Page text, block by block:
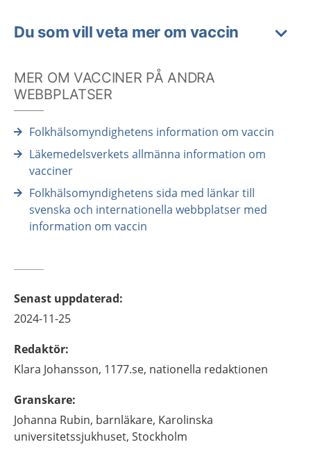
Du som vill veta mer om vaccin
MER OM VACCINER PÅ ANDRA
WEBBPLATSER
Folkhälsomyndighetens information om vaccin
Läkemedelsverkets allmänna information om
vacciner
Folkhälsomyndighetens sida med länkar till
svenska och internationella webbplatser med
information om vaccin
Senast uppdaterad:
2024-11-25
Redaktör:
Klara Johansson, 1177.se, nationella redaktionen
Granskare:
Johanna Rubin, barnläkare, Karolinska
universitetssjukhuset, Stockholm